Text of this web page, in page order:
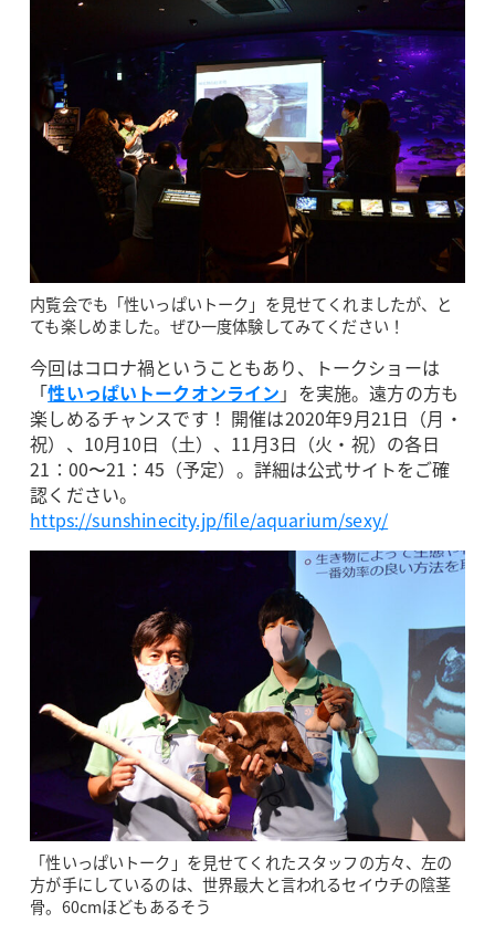
内覧会でも「性いっぱいトーク」を見せてくれましたが、と
ても楽しめました。ぜひ一度体験してみてください！
今回はコロナ禍ということもあり、トークショーは
「性いっぱいトークオンライン 」を実施。遠方の方も
楽しめるチャンスです！ 開催は2020年9月21日（月・
祝）、10月10日（土）、11月3日（火・祝）の各日
21：00〜21：45（予定）。詳細は公式サイトをご確
認ください。
https://sunshinecity.jp/file/aquarium/sexy/
「性いっぱいトーク」を見せてくれたスタッフの方々、左の
方が手にしているのは、世界最大と言われるセイウチの陰茎
骨。60cmほどもあるそう